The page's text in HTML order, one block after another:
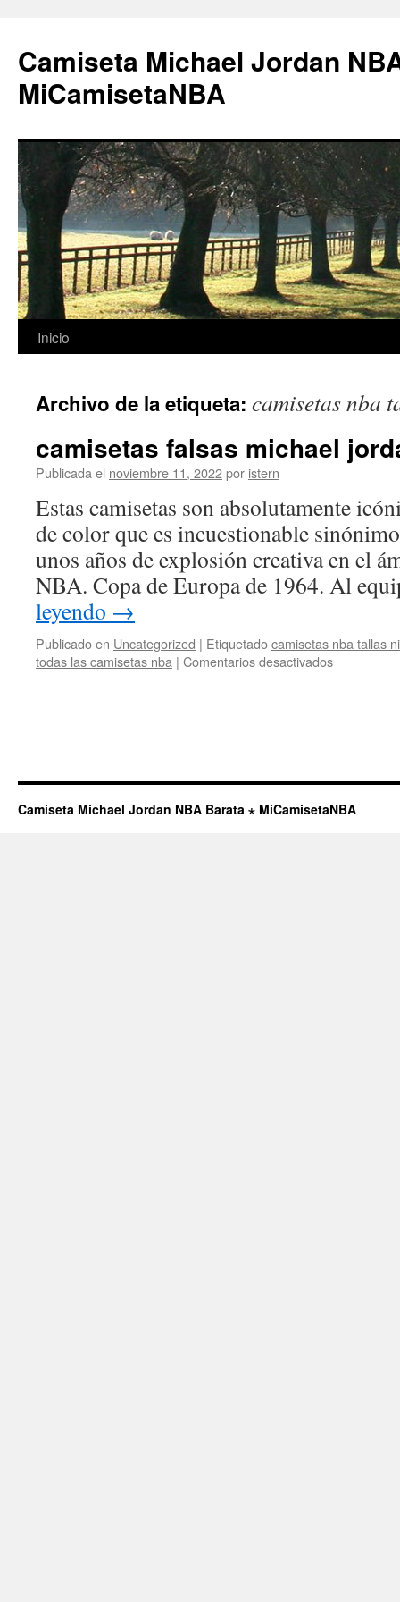
Camiseta Michael Jordan
MiCamisetaNBA
Saltar
contenido
Inicio
Archivo de la etiqueta: camisetas nba
camisetas falsas michael
Publicada el noviembre 11, 2022por istern
Estas camisetas son absolutamente
de color que es incuestionable sinónimo
unos años de explosión creativa en el
NBA. Copa de Europa de 1964. Al
leyendo →
Publicado en Uncategorized | Etiquetadocamisetas nba tallas
todas las camisetas nba | Comentarios desactivadosen
Camiseta Michael Jordan NBA Barata ⋆ MiCamisetaNBA